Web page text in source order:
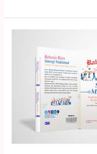
Changer,
Tanpa
Batas!